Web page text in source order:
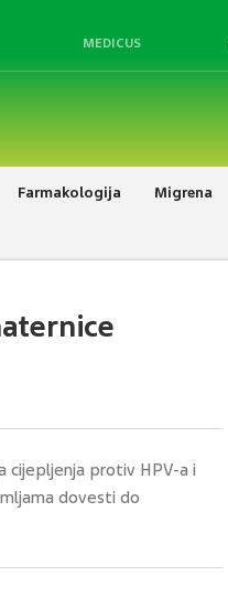
MEDICUS
Farmakologija Migrena
cijepljenja protiv HPV-a i
dovesti do